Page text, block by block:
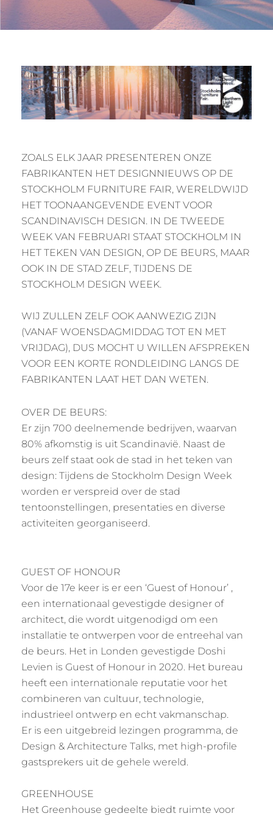
ZOALS ELK JAAR PRESENTEREN ONZE
FABRIKANTEN HET DESIGNNIEUWS OP DE
STOCKHOLM FURNITURE FAIR, WERELDWIJD
HET TOONAANGEVENDE EVENT VOOR
SCANDINAVISCH DESIGN. IN DE TWEEDE
WEEK VAN FEBRUARI STAAT STOCKHOLM IN
HET TEKEN VAN DESIGN, OP DE BEURS, MAAR
OOK IN DE STAD ZELF, TIJDENS DE
STOCKHOLM DESIGN WEEK.
WIJ ZULLEN ZELF OOK AANWEZIG ZIJN
(VANAF WOENSDAGMIDDAG TOT EN MET
VRIJDAG), DUS MOCHT U WILLEN AFSPREKEN
VOOR EEN KORTE RONDLEIDING LANGS DE
FABRIKANTEN LAAT HET DAN WETEN.
OVER DE BEURS:
Er zijn 700 deelnemende bedrijven, waarvan
80% afkomstig is uit Scandinavië. Naast de
beurs zelf staat ook de stad in het teken van
design: Tijdens de Stockholm Design Week
worden er verspreid over de stad
tentoonstellingen, presentaties en diverse
activiteiten georganiseerd.
GUEST OF HONOUR
Voor de 17e keer is er een ‘Guest of Honour’ ,
een internationaal gevestigde designer of
architect, die wordt uitgenodigd om een
installatie te ontwerpen voor de entreehal van
de beurs. Het in Londen gevestigde Doshi
Levien is Guest of Honour in 2020. Het bureau
heeft een internationale reputatie voor het
combineren van cultuur, technologie,
industrieel ontwerp en echt vakmanschap.
Er is een uitgebreid lezingen programma, de
Design & Architecture Talks, met high-profile
gastsprekers uit de gehele wereld.
GREENHOUSE
Het Greenhouse gedeelte biedt ruimte voor